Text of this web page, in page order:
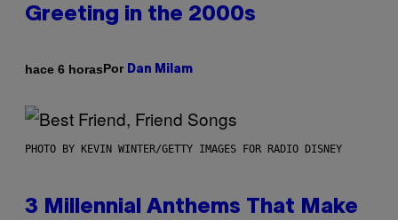
Greeting in the 2000s
hace 6 horasPor Dan Milam
PHOTO BY KEVIN WINTER/GETTY IMAGES FOR RADIO DISNEY
3 Millennial Anthems That Make